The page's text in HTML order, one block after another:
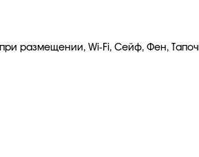
размещении, Wi-Fi, Сейф, Фен,